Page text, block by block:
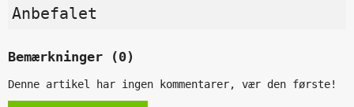
Anbefalet
Bemærkninger (0)
Denne artikel har ingen kommentarer, vær den første!